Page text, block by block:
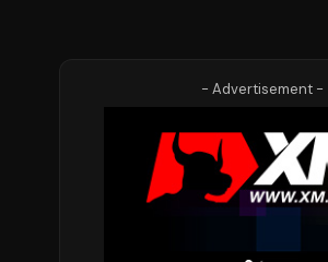
- Advertisement -